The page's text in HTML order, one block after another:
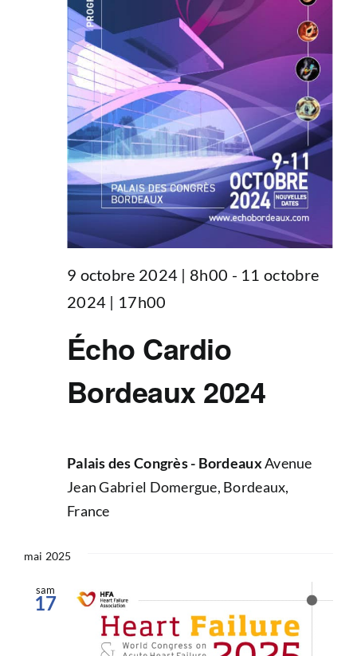
Écho Cardio
Bordeaux 2024
9 octobre 2024 | 8h00 - 11 octobre
2024 | 17h00
Palais des Congrès - BordeauxAvenue
Jean Gabriel Domergue, Bordeaux,
France
mai 2025
sam
17